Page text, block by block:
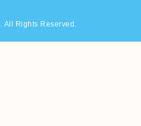
. All Rights Reserved.